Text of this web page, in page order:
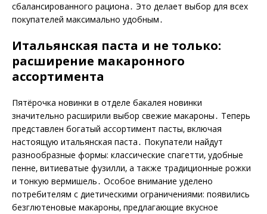
сбалансированного рациона․ Это делает выбор для всех
покупателей максимально удобным․
Итальянская паста и не только:
расширение макаронного
ассортимента
Пятёрочка новинки в отделе бакалея новинки
значительно расширили выбор свежие макароны․ Теперь
представлен богатый ассортимент пасты‚ включая
настоящую итальянская паста․ Покупатели найдут
разнообразные формы: классические спагетти‚ удобные
пенне‚ витиеватые фузилли‚ а также традиционные рожки
и тонкую вермишель․ Особое внимание уделено
потребителям с диетическими ограничениями: появились
безглютеновые макароны‚ предлагающие вкусное